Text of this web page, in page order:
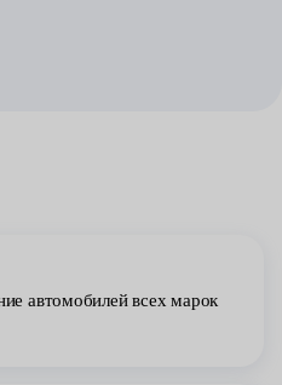
автомобилей всех марок